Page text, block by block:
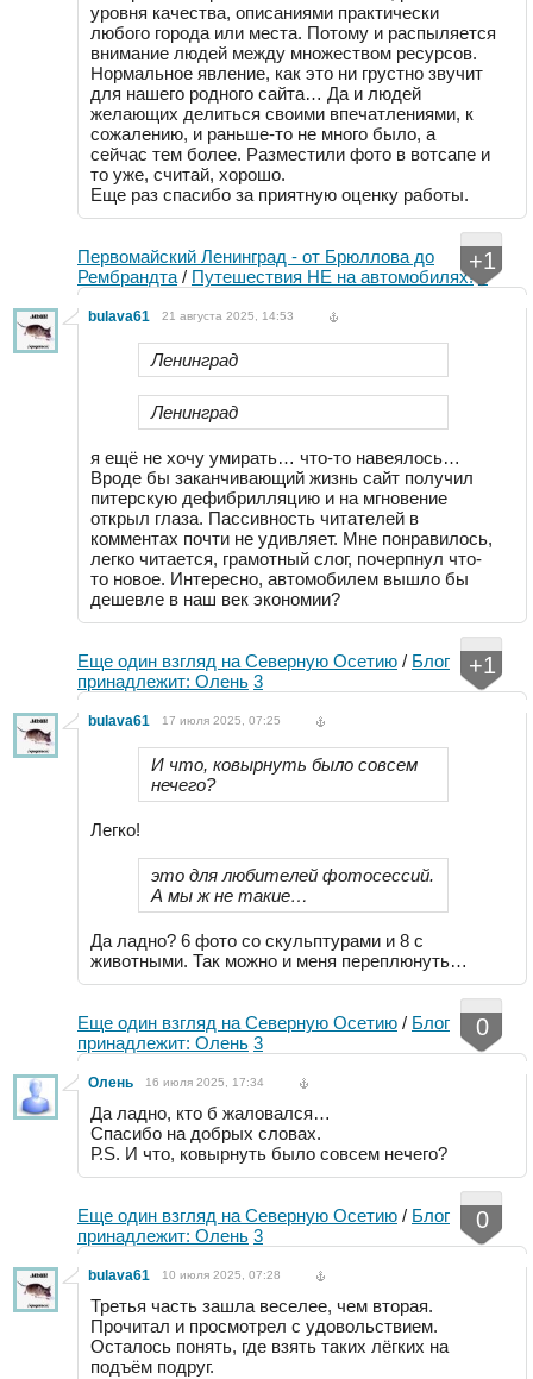
уровня качества, описаниями практически
любого города или места. Потому и распыляется
внимание людей между множеством ресурсов.
Нормальное явление, как это ни грустно звучит
для нашего родного сайта… Да и людей
желающих делиться своими впечатлениями, к
сожалению, и раньше-то не много было, а
сейчас тем более. Разместили фото в вотсапе и
то уже, считай, хорошо.
Еще раз спасибо за приятную оценку работы.
Первомайский Ленинград - от Брюллова до
Рембрандта / Путешествия НЕ на автомобилях!
+1
bulava61 21 августа 2025, 14:53
Ленинград
Ленинград
я ещё не хочу умирать… что-то навеялось…
Вроде бы заканчивающий жизнь сайт получил
питерскую дефибрилляцию и на мгновение
открыл глаза. Пассивность читателей в
комментах почти не удивляет. Мне понравилось,
легко читается, грамотный слог, почерпнул что-
то новое. Интересно, автомобилем вышло бы
дешевле в наш век экономии?
Еще один взгляд на Северную Осетию / Блог
принадлежит: Олень 3
+1
bulava61 17 июля 2025, 07:25
И что, ковырнуть было совсем
нечего?
Легко!
это для любителей фотосессий.
А мы ж не такие…
Да ладно? 6 фото со скульптурами и 8 с
животными. Так можно и меня переплюнуть…
Еще один взгляд на Северную Осетию / Блог
принадлежит: Олень 3
0
Олень 16 июля 2025, 17:34
Да ладно, кто б жаловался…
Спасибо на добрых словах.
Р.S. И что, ковырнуть было совсем нечего?
Еще один взгляд на Северную Осетию / Блог
принадлежит: Олень 3
0
bulava61 10 июля 2025, 07:28
Третья часть зашла веселее, чем вторая.
Прочитал и просмотрел с удовольствием.
Осталось понять, где взять таких лёгких на
подъём подруг.